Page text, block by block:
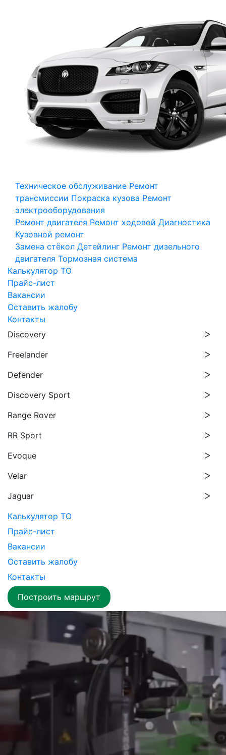
Техническое обслуживание Ремонт
трансмиссии Покраска кузова Ремонт
электрооборудования
Ремонт двигателя Ремонт ходовой Диагностика
Кузовной ремонт
Замена стёкол Детейлинг Ремонт дизельного
двигателя Тормозная система
Калькулятор ТО
Прайс-лист
Вакансии
Оставить жалобу
Контакты
Discovery
Freelander
Defender
Discovery Sport
Range Rover
RR Sport
Evoque
Velar
Jaguar
Калькулятор ТО
Прайс-лист
Вакансии
Оставить жалобу
Контакты
Построить маршрут